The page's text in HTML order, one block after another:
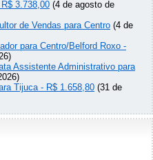
3.738,00 (4 de agosto de
de Vendas para Centro (4 de
para Centro/Belford Roxo -
Assistente Administrativo para
Tijuca - R$ 1.658,80 (31 de